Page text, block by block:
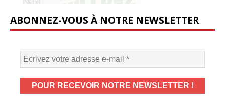
ABONNEZ-VOUS À NOTRE NEWSLETTER